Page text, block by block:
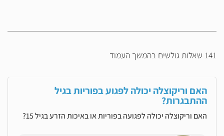
141 שאלות גולשים בהמשך העמוד
האם וריקוצלה יכולה לפגוע בפוריות בגיל
ההתבגרות?
האם וריקוצלה יכולה לפגועה בפוריות או באיכות הזרע בגיל 15?